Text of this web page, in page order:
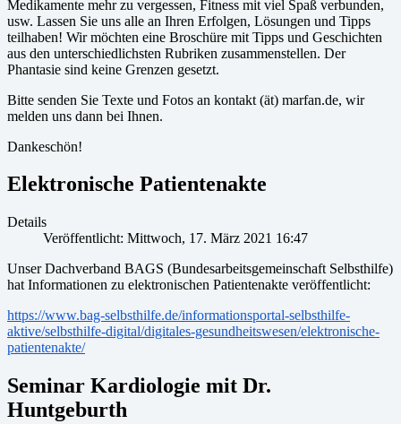
Medikamente mehr zu vergessen, Fitness mit viel Spaß verbunden,
usw. Lassen Sie uns alle an Ihren Erfolgen, Lösungen und Tipps
teilhaben! Wir möchten eine Broschüre mit Tipps und Geschichten
aus den unterschiedlichsten Rubriken zusammenstellen. Der
Phantasie sind keine Grenzen gesetzt.
Bitte senden Sie Texte und Fotos an kontakt (ät) marfan.de, wir
melden uns dann bei Ihnen.
Dankeschön!
Elektronische Patientenakte
Details
Veröffentlicht: Mittwoch, 17. März 2021 16:47
Unser Dachverband BAGS (Bundesarbeitsgemeinschaft Selbsthilfe)
hat Informationen zu elektronischen Patientenakte veröffentlicht:
https://www.bag-selbsthilfe.de/informationsportal-selbsthilfe-
aktive/selbsthilfe-digital/digitales-gesundheitswesen/elektronische-
patientenakte/
Seminar Kardiologie mit Dr.
Huntgeburth